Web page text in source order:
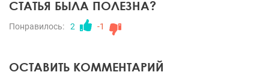
СТАТЬЯ БЫЛА ПОЛЕЗНА?
Понравилось: 2 -1
ОСТАВИТЬ КОММЕНТАРИЙ